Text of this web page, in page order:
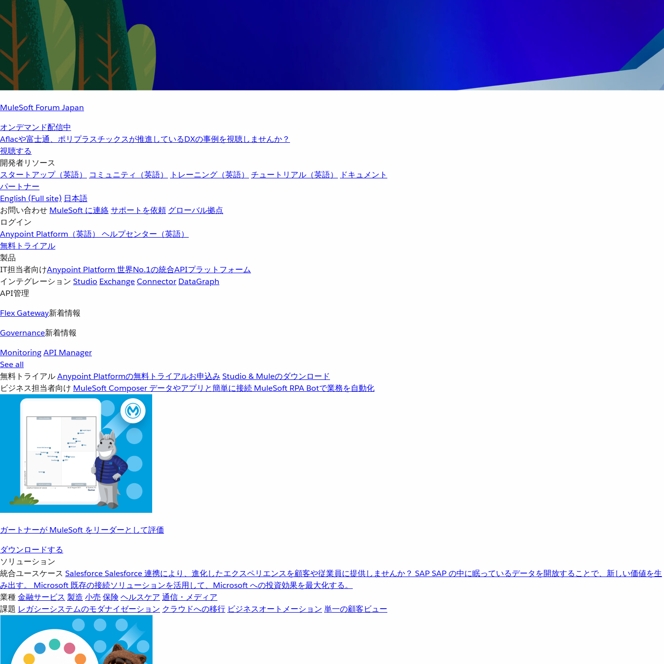
MuleSoft Forum Japan
オンデマンド配信中
Aflacや富士通、ポリプラスチックスが推進しているDXの事例を視聴しませんか？
視聴する
開発者リソース
スタートアップ（英語）
コミュニティ（英語） トレーニング（英語） チュートリアル（英語）
ドキュメント
パートナー
English (Full site) 日本語
お問い合わせ MuleSoft に連絡サポートを依頼 グローバル拠点
ログイン
Anypoint Platform（英語） ヘルプセンター（英語）
無料トライアル
製品
IT担当者向けAnypoint Platform 世界No.1の統合APIプラットフォーム
インテグレーション Studio ExchangeConnector DataGraph
API管理
Flex Gateway新着情報
Governance新着情報
MonitoringAPI Manager
See all
無料トライアルAnypoint Platformの無料トライアルお申込み Studio & Muleのダウンロード
ビジネス担当者向け MuleSoft Composer データやアプリと簡単に接続 MuleSoft RPA Botで業務を自動化
ガートナーが MuleSoft をリーダーとして評価
ダウンロードする
ソリューション
統合ユースケース SalesforceSalesforce 連携により、進化したエクスペリエンスを顧客や従業員に提供しませんか？ SAPSAP の中に眠っているデータを開放することで、新しい価値を生
み出す。
Microsoft 既存の接続ソリューションを活用して、Microsoft への投資効果を最大化する。
業種金融サービス 製造 小売 保険 ヘルスケア 通信・メディア
課題 レガシーシステムのモダナイゼーション クラウドへの移行 ビジネスオートメーション 単一の顧客ビュー